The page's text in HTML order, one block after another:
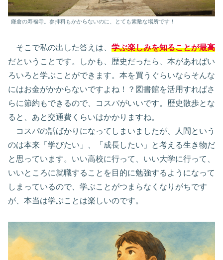
鎌倉の寿福寺。参拝料もかからないのに、とても素敵な場所です！
そこで私の出した答えは、 学ぶ楽しみを知ることが最高
だということです。しかも、歴史だったら、本があればい
ろいろと学ぶことができます。本を買うぐらいならそんな
にはお金がかからないですよね！？図書館を活用すればさ
らに節約もできるので、コスパがいいです。歴史散歩とな
ると、あと交通費くらいはかかりますね。
コスパの話ばかりになってしまいましたが、人間という
のは本来「学びたい」、「成長したい」と考える生き物だ
と思っています。いい高校に行って、いい大学に行って、
いいところに就職することを目的に勉強するようになって
しまっているので、学ぶことがつまらなくなりがちです
が、本当は学ぶことは楽しいのです。